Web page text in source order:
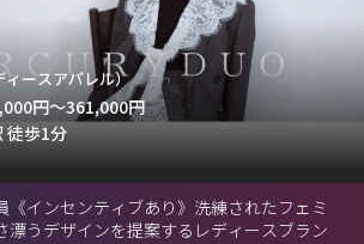
ィースアパレル）
円～361,000円
徒歩1分
《インセンティブあり》洗練されたフェミ
漂うデザインを提案するレディースブラン